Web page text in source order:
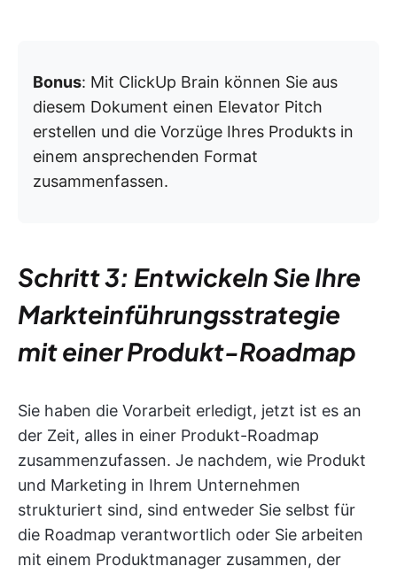
Bonus: Mit ClickUp Brain können Sie aus
diesem Dokument einen Elevator Pitch
erstellen und die Vorzüge Ihres Produkts in
einem ansprechenden Format
zusammenfassen.
Schritt 3: Entwickeln Sie Ihre
Markteinführungsstrategie
mit einer Produkt-Roadmap
Sie haben die Vorarbeit erledigt, jetzt ist es an
der Zeit, alles in einer Produkt-Roadmap
zusammenzufassen. Je nachdem, wie Produkt
und Marketing in Ihrem Unternehmen
strukturiert sind, sind entweder Sie selbst für
die Roadmap verantwortlich oder Sie arbeiten
mit einem Produktmanager zusammen, der